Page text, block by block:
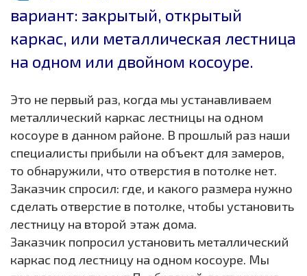
вариант: закрытый, открытый
каркас, или металлическая лестница
на одном или двойном косоуре.
Это не первый раз, когда мы устанавливаем
металлический каркас лестницы на одном
косоуре в данном районе. В прошлый раз наши
специалисты прибыли на объект для замеров,
то обнаружили, что отверстия в потолке нет.
Заказчик спросил: где, и какого размера нужно
сделать отверстие в потолке, чтобы установить
лестницу на второй этаж дома.
Заказчик попросил установить металлический
каркас под лестницу на одном косоуре. Мы